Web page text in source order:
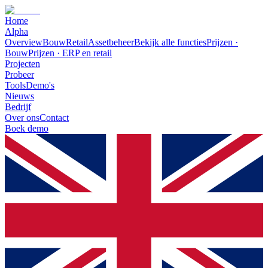
Home
Alpha
OverviewBouwRetailAssetbeheerBekijk alle functiesPrijzen ·
BouwPrijzen · ERP en retail
Projecten
Probeer
ToolsDemo's
Nieuws
Bedrijf
Over onsContact
Boek demo